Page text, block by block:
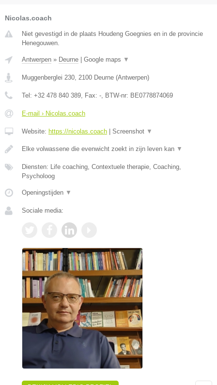
Nicolas.coach
Niet gevestigd in de plaats Houdeng Goegnies en in de provincie
Henegouwen.
Antwerpen » Deurne Google maps ▼
Muggenberglei 230, 2100 Deurne (Antwerpen)
Tel: +32 478 840 389, Fax: -, BTW-nr: BE0778874069
E-mail › Nicolas.coach
Website: https://nicolas.coach Screenshot ▼
Elke volwassene die evenwicht zoekt in zijn leven kan ▼
Diensten: Life coaching, Contextuele therapie, Coaching,
Psycholoog
Openingstijden ▼
Sociale media: